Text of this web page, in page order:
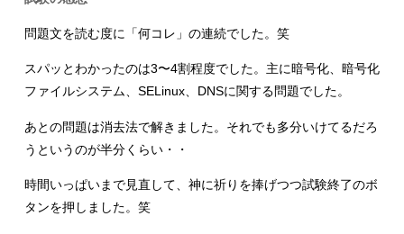
問題文を読む度に「何コレ」の連続でした。笑
スパッとわかったのは3〜4割程度でした。主に暗号化、暗号化
ファイルシステム、SELinux、DNSに関する問題でした。
あとの問題は消去法で解きました。それでも多分いけてるだろ
うというのが半分くらい・・
時間いっぱいまで見直して、神に祈りを捧げつつ試験終了のボ
タンを押しました。笑